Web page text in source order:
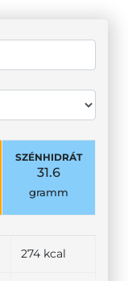
SZÉNHIDRÁT
31.6
gramm
274 kcal